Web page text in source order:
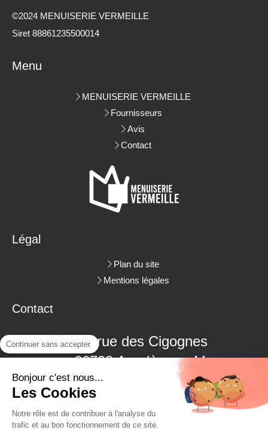
©2024 MENUISERIE VERMEILLE
Siret 88861235500014
Menu
MENUISERIE VERMEILLE
Fournisseurs
Avis
Contact
Légal
Plan du site
Mentions légales
Contact
3 rue des Cigognes
66700 Argelès-sur-Mer
06.09.18.38.48
04.68.22.62.26
Continuer sans accepter
Bonjour c'est nous...
Les Cookies
Notre rôle est de contribuer à l'analyse du
trafic et au bon fonctionnement de ce site.